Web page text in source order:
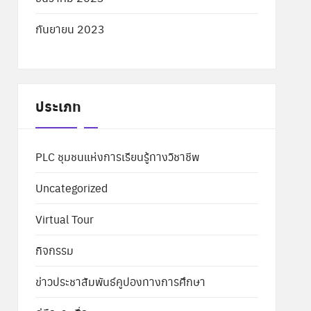
กันยายน 2023
ประเภท
PLC ชุมชนแห่งการเรียนรู้ทางวิชาชีพ
Uncategorized
Virtual Tour
กิจกรรม
ข่าวประชาสัมพันธ์คูปองทางการศึกษา